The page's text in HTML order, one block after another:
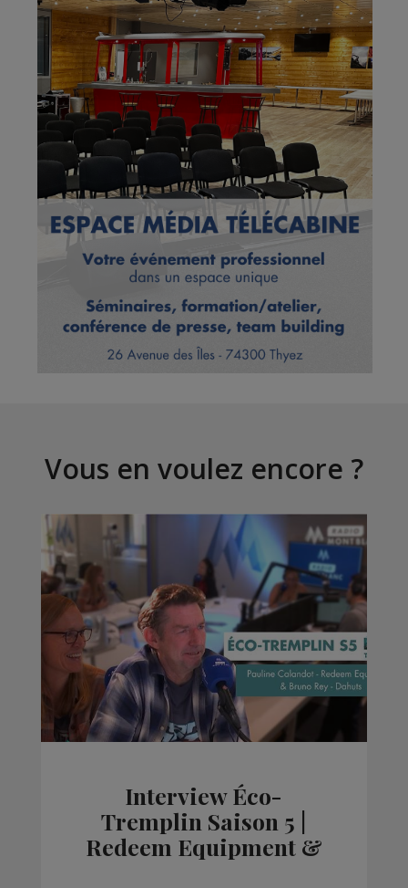
Vous en voulez encore ?
Interview Éco-
Tremplin Saison 5 |
Redeem Equipment &